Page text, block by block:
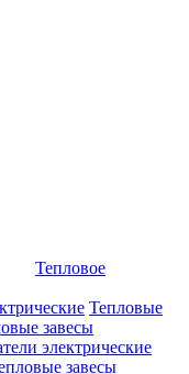
Тепловое
Тепловые
завесы
электрические
завесы